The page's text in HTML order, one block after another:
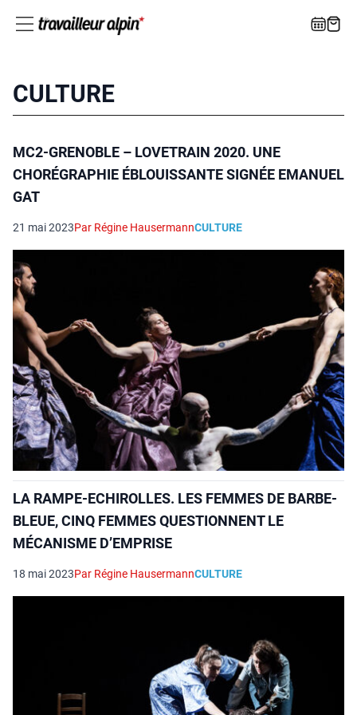
CULTURE
MC2-GRENOBLE – LOVETRAIN 2020. UNE
CHORÉGRAPHIE ÉBLOUISSANTE SIGNÉE EMANUEL
GAT
21 mai 2023Par Régine HausermannCULTURE
LA RAMPE-ECHIROLLES. LES FEMMES DE BARBE-
BLEUE, CINQ FEMMES QUESTIONNENT LE
MÉCANISME D’EMPRISE
18 mai 2023Par Régine HausermannCULTURE